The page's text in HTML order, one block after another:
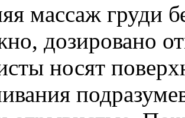
массаж груди
дозировано
носят